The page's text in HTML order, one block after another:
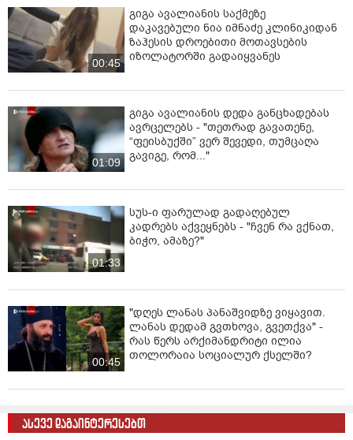
00:45
გიგა ავალიანის საქმეზე
დაკავებული ნია იმნაძე კლინიკიდან
ზაჰესის დროებითი მოთავსების
იზოლატორში გადაიყვანეს
01:09
გიგა ავალიანის დედა განცხადებას
ავრცელებს - "თეთრად გავათენე,
“ფეისბუქში” ვერ შევედი, თუმცაღა
გავიგე, რომ..."
01:33
სუს-ი ფარულად გადაღებულ
კადრებს აქვეყნებს - "ჩვენ რა ვქნათ,
ბიჭო, ამაზე?"
00:45
"დღეს ლანას პანაშვიდზე ვიყავით.
ლანას დედამ გვთხოვა, გვეთქვა" -
რას წერს არქიმანდრიტი ილია
თოლორაია სოციალურ ქსელში?
ასევე დაგაინტერესებთ